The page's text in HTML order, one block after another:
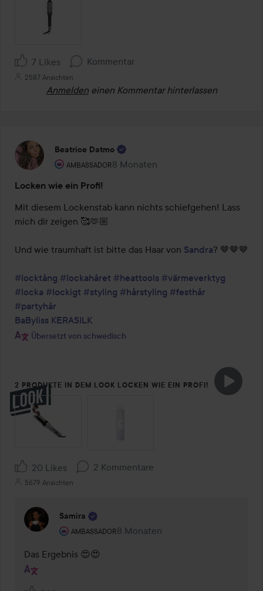
7 Likes Kommentar
2587 Ansichten
Anmelden einen Kommentar hinterlassen
Beatrice Datmo
AMBASSADOR
Rolle des Benutzers: Ambassador.
8 Monaten
Der Beitrag wurde 8 Monaten
Locken wie ein Profi!
Mit diesem Lockenstab kann nichts schiefgehen! Lass
mich dir zeigen 🥰🫶🏼
Und wie traumhaft ist bitte das Haar von Sandra? 🤎🤎🤎
#locktång #lockahåret #heattools #värmeverktyg
#locka #lockigt #styling #hårstyling #festhår
#partyhår
BaByliss KERASILK
Übersetzt von schwedisch
2 PRODUKTE IN DEM LOOK LOCKEN WIE EIN PROFI!
SEKTION ÜBERSPRINGEN
20 Likes 2 Kommentare
5679 Ansichten
Samira
AMBASSADOR
Rolle des Benutzers: Ambassador.
8 Monaten
Kommentaren lades 8 Monaten
Das Ergebnis 😍😍